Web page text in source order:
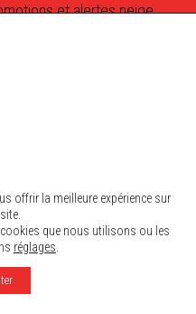
et alertes neige
droits réservés.
et Confidentialité
offrir la meilleure expérience sur
que nous utilisons ou les
réglages